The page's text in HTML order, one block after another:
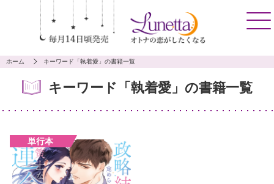
ホーム キーワード「執着愛」の書籍一覧
キーワード「執着愛」の書籍一覧